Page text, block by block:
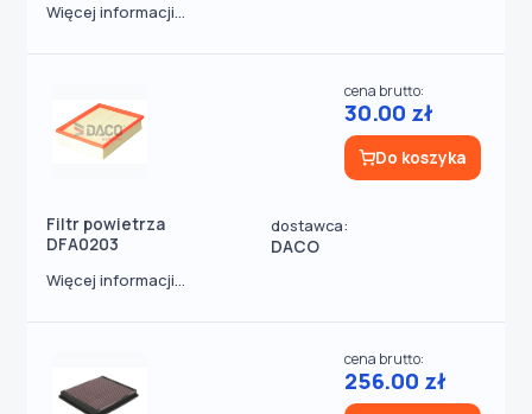
Więcej informacji...
Filtr powietrza
DFA0203
dostawca:
DACO
cena brutto:
30.00 zł
Do koszyka
Więcej informacji...
cena brutto:
256.00 zł